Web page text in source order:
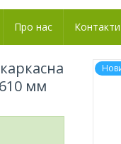
Про нас Контакти
мм